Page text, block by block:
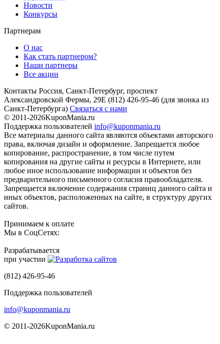
Новости
Конкурсы
Партнерам
О нас
Как стать партнером?
Наши партнеры
Все акции
Контакты Россия, Санкт-Петербург, проспект
Александровской Фермы, 29Е (812) 426-95-46 (для звонка из
Санкт-Петербурга) Связаться с нами
© 2011-2026KuponMania.ru
Поддержка пользователей info@kuponmania.ru
Все материалы данного сайта являются объектами авторского
права, включая дизайн и оформление. Запрещается любое
копирование, распространение, в том числе путем
копирования на другие сайты и ресурсы в Интернете, или
любое иное использование информации и объектов без
предварительного письменного согласия правообладателя.
Запрещается включение содержания страниц данного сайта и
иных объектов, расположенных на сайте, в структуру других
сайтов.
Принимаем к оплате
Мы в СоцСетях:
Разрабатывается
при участии
(812) 426-95-46
Поддержка пользователей
info@kuponmania.ru
© 2011-2026KuponMania.ru